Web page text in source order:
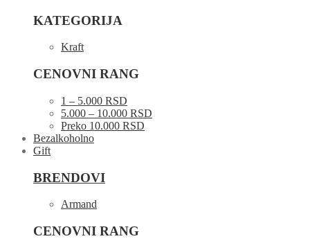
KATEGORIJA
Kraft
CENOVNI RANG
1 – 5.000 RSD
5.000 – 10.000 RSD
Preko 10.000 RSD
Bezalkoholno
Gift
BRENDOVI
Armand
CENOVNI RANG